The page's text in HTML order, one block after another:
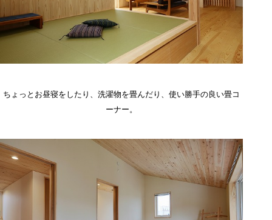
ちょっとお昼寝をしたり、洗濯物を畳んだり、使い勝手の良い畳コ
ーナー。